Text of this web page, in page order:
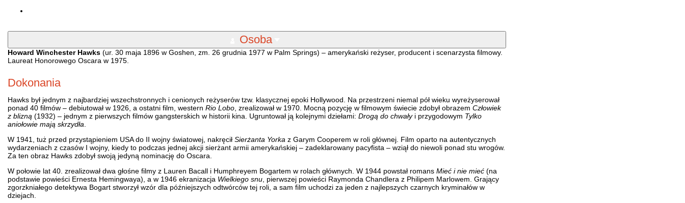
Osoba
Howard Winchester Hawks (ur. 30 maja 1896 w Goshen, zm. 26 grudnia 1977 w Palm Springs) – amerykański reżyser, producent i scenarzysta filmowy.
Laureat Honorowego Oscara w 1975.
Dokonania
Hawks był jednym z najbardziej wszechstronnych i cenionych reżyserów tzw. klasycznej epoki Hollywood. Na przestrzeni niemal pół wieku wyreżyserował
ponad 40 filmów – debiutował w 1926, a ostatni film, western Rio Lobo , zrealizował w 1970. Mocną pozycję w filmowym świecie zdobył obrazem Człowiek
z blizną (1932) – jednym z pierwszych filmów gangsterskich w historii kina. Ugruntował ją kolejnymi dziełami: Drogą do chwałyi przygodowym Tylko
aniołowie mają skrzydła
W 1941, tuż przed przystąpieniem USA do II wojny światowej, nakręcił Sierżanta Yorka z Garym Cooperem w roli głównej. Film oparto na autentycznych
wydarzeniach z czasów I wojny, kiedy to podczas jednej akcji sierżant armii amerykańskiej – zadeklarowany pacyfista – wziął do niewoli ponad stu wrogów.
Za ten obraz Hawks zdobył swoją jedyną nominację do Oscara.
W połowie lat 40. zrealizował dwa głośne filmy z Lauren Bacall i Humphreyem Bogartem w rolach głównych. W 1944 powstał romans Mieć i nie mieć (na
podstawie powieści Ernesta Hemingwaya), a w 1946 ekranizacja Wielkiego snu , pierwszej powieści Raymonda Chandlera z Philipem Marlowem. Grający
zgorzkniałego detektywa Bogart stworzył wzór dla późniejszych odtwórców tej roli, a sam film uchodzi za jeden z najlepszych czarnych kryminałów w
dziejach.